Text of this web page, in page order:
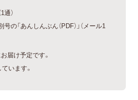
通）
の「あんしんぶん（PDF）」（メール1
届け予定です。
います。